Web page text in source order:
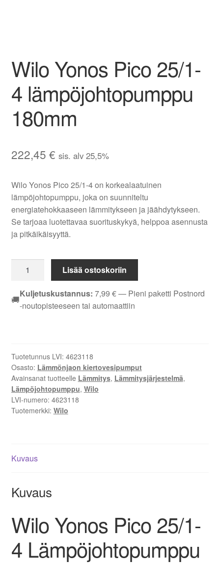
Wilo Yonos Pico 25/1-
4 lämpöjohtopumppu
180mm
222,45 € sis. alv 25,5%
Wilo Yonos Pico 25/1-4 on korkealaatuinen
lämpöjohtopumppu, joka on suunniteltu
energiatehokkaaseen lämmitykseen ja jäähdytykseen.
Se tarjoaa luotettavaa suorituskykyä, helppoa asennusta
ja pitkäikäisyyttä.
Yonos
Pico
25/1-
Lisää ostoskoriin
🚚Kuljetuskustannus: 7,99 €— Pieni paketti Postnord
-noutopisteeseen tai automaattiin
Tuotetunnus LVI: 4623118
Osasto: Lämmönjaon kiertovesipumput
Avainsanat tuotteelle Lämmitys, Lämmitysjärjestelmä,
Lämpöjohtopumppu, Wilo
LVI-numero: 4623118
Tuotemerkki: Wilo
Kuvaus
Kuvaus
Wilo Yonos Pico 25/1-
4 Lämpöjohtopumppu